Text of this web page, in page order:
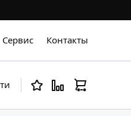
Сервис Контакты